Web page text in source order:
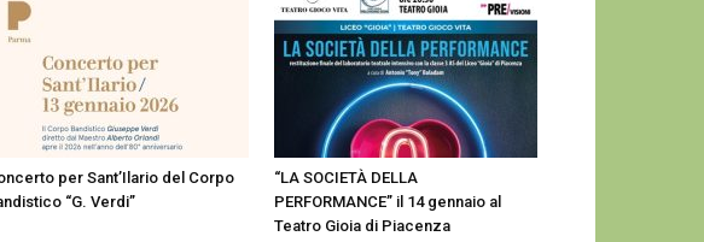
per Sant’Ilario del Corpo
“G. Verdi”
“LA SOCIETÀ DELLA
PERFORMANCE” il 14 gennaio al
Teatro Gioia di Piacenza